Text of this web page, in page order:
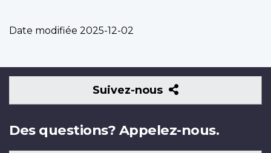
Date modifiée 2025-12-02
Suivez-nous
Suivez-
nous
Des questions? Appelez-nous.